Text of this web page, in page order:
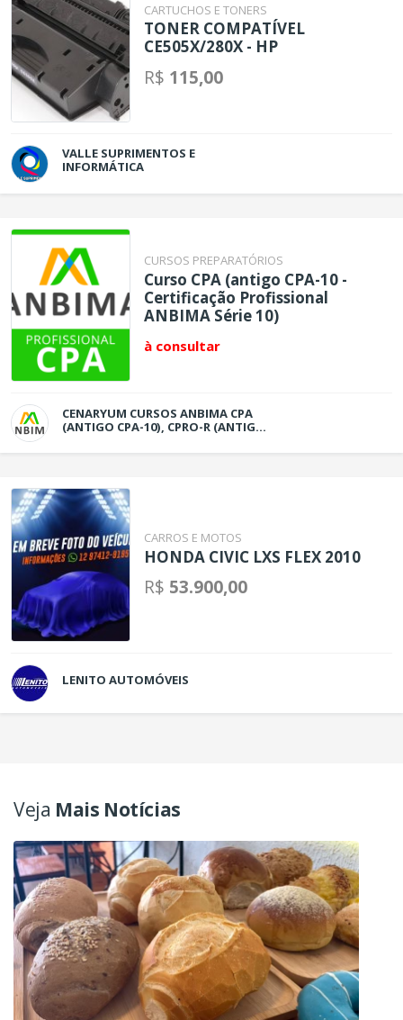
CARTUCHOS E TONERS
TONER COMPATÍVEL
CE505X/280X - HP
R$ 115,00
VALLE SUPRIMENTOS E
INFORMÁTICA
CURSOS PREPARATÓRIOS
Curso CPA (antigo CPA-10 -
Certificação Profissional
ANBIMA Série 10)
à consultar
CENARYUM CURSOS ANBIMA CPA
(ANTIGO CPA-10), CPRO-R (ANTIGO
CARROS E MOTOS
HONDA CIVIC LXS FLEX 2010
R$ 53.900,00
LENITO AUTOMÓVEIS
Veja Mais Notícias